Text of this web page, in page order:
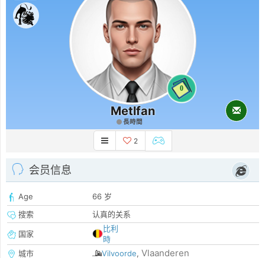
0
Metlfan
長時間
2
会员信息
Age
66 岁
搜索
认真的关系
国家
比利
時
城市
Vilvoorde, Vlaanderen